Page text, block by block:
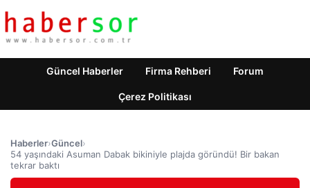
Güncel Haberler Firma Rehberi Forum
Çerez Politikası
Haberler›Güncel›
54 yaşındaki Asuman Dabak bikiniyle plajda göründü! Bir bakan
tekrar baktı